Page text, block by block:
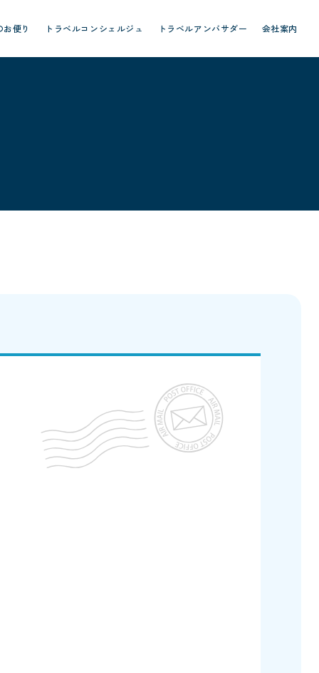
便り トラベルコンシェルジュ トラベルアンバサダー 会社案内